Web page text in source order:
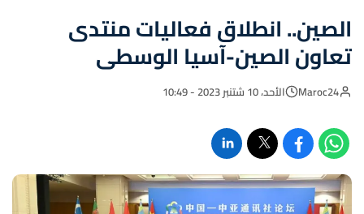
الصين.. انطلاق فعاليات منتدى
تعاون الصين-آسيا الوسطى
Maroc24 الأحد، 10 شتنبر 2023 - 10:49